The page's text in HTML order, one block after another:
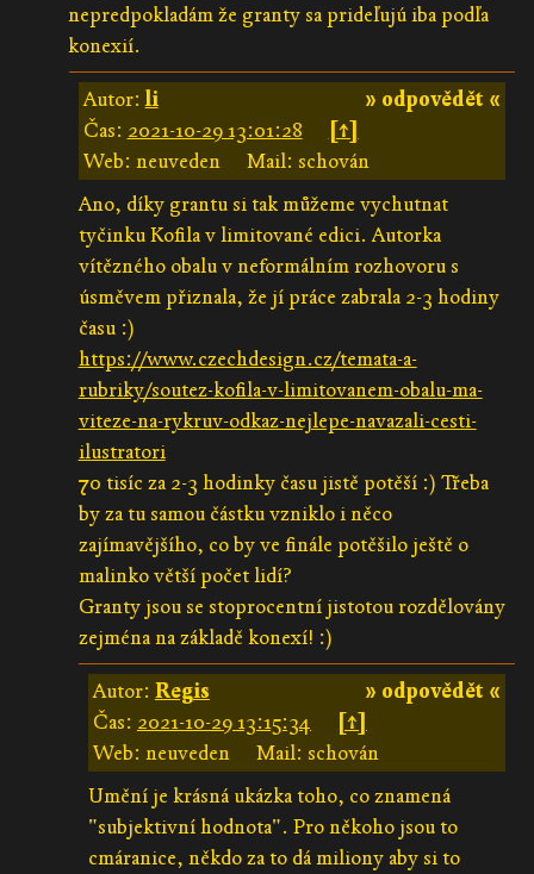
nepredpokladám že granty sa prideľujú iba podľa
konexií.
» odpovědět «
Autor:li
Čas: 2021-10-29 13:01:28
[↑]
Web: neuveden
Mail: schován
Ano, díky grantu si tak můžeme vychutnat
tyčinku Kofila v limitované edici. Autorka
vítězného obalu v neformálním rozhovoru s
úsměvem přiznala, že jí práce zabrala 2-3 hodiny
času :)
https://www.czechdesign.cz/temata-a-
rubriky/soutez-kofila-v-limitovanem-obalu-ma-
viteze-na-rykruv-odkaz-nejlepe-navazali-cesti-
ilustratori
70 tisíc za 2-3 hodinky času jistě potěší :) Třeba
by za tu samou částku vzniklo i něco
zajímavějšího, co by ve finále potěšilo ještě o
malinko větší počet lidí?
Granty jsou se stoprocentní jistotou rozdělovány
zejména na základě konexí! :)
» odpovědět «
Autor: Regis
Čas: 2021-10-29 13:15:34
[↑]
Web: neuveden
Mail: schován
Umění je krásná ukázka toho, co znamená
"subjektivní hodnota". Pro někoho jsou to
cmáranice, někdo za to dá miliony aby si to